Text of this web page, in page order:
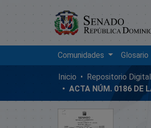
Comunidades Glosario
Inicio